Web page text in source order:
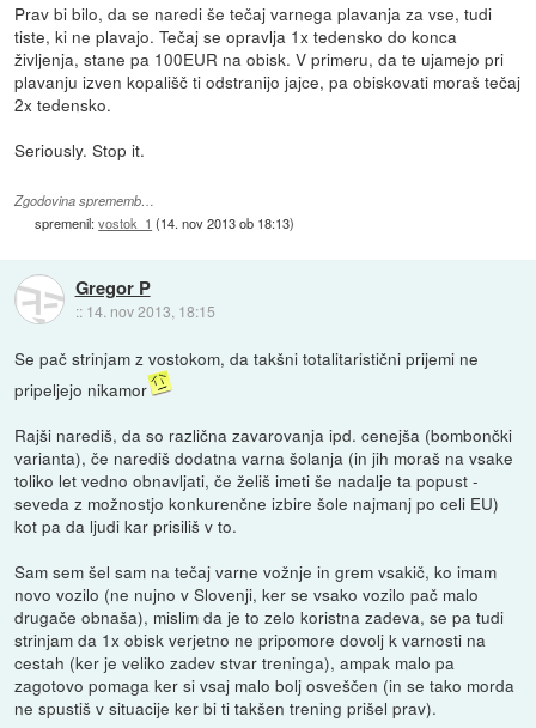
Prav bi bilo, da se naredi še tečaj varnega plavanja za vse, tudi
tiste, ki ne plavajo. Tečaj se opravlja 1x tedensko do konca
življenja, stane pa 100EUR na obisk. V primeru, da te ujamejo pri
plavanju izven kopališč ti odstranijo jajce, pa obiskovati moraš tečaj
2x tedensko.
Seriously. Stop it.
Zgodovina sprememb…
spremenil:vostok_1 (14. nov 2013 ob 18:13)
Gregor P
:: 14. nov 2013, 18:15
Se pač strinjam z vostokom, da takšni totalitaristični prijemi ne
pripeljejo nikamor
Rajši narediš, da so različna zavarovanja ipd. cenejša (bombončki
varianta), če narediš dodatna varna šolanja (in jih moraš na vsake
toliko let vedno obnavljati, če želiš imeti še nadalje ta popust -
seveda z možnostjo konkurenčne izbire šole najmanj po celi EU)
kot pa da ljudi kar prisiliš v to.
Sam sem šel sam na tečaj varne vožnje in grem vsakič, ko imam
novo vozilo (ne nujno v Slovenji, ker se vsako vozilo pač malo
drugače obnaša), mislim da je to zelo koristna zadeva, se pa tudi
strinjam da 1x obisk verjetno ne pripomore dovolj k varnosti na
cestah (ker je veliko zadev stvar treninga), ampak malo pa
zagotovo pomaga ker si vsaj malo bolj osveščen (in se tako morda
ne spustiš v situacije ker bi ti takšen trening prišel prav).